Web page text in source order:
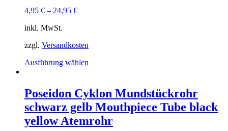
4,95 € – 24,95 €
inkl. MwSt.
zzgl. Versandkosten
Ausführung wählen
mehrere
Varianten
auf.
Optionen
Poseidon Cyklon Mundstückrohr
schwarz gelb Mouthpiece Tube black
yellow Atemrohr